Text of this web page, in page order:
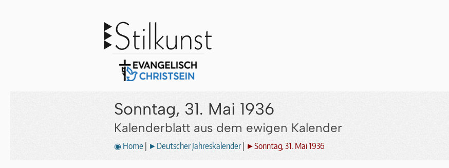
Sonntag, 31. Mai 1936
Kalenderblatt aus dem ewigen Kalender
◉ Home ►Deutscher Jahreskalender| ►Sonntag, 31. Mai 1936